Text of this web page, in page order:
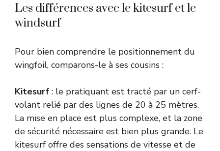
Les différences avec le kitesurf et le
windsurf
Pour bien comprendre le positionnement du
wingfoil, comparons-le à ses cousins :
Kitesurf : le pratiquant est tracté par un cerf-
volant relié par des lignes de 20 à 25 mètres.
La mise en place est plus complexe, et la zone
de sécurité nécessaire est bien plus grande. Le
kitesurf offre des sensations de vitesse et de